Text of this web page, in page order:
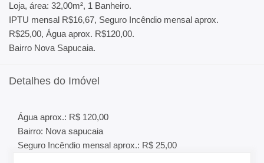
Loja, área: 32,00m², 1 Banheiro.
IPTU mensal R$16,67, Seguro Incêndio mensal aprox.
R$25,00, Água aprox. R$120,00.
Bairro Nova Sapucaia.
Detalhes do Imóvel
Água aprox.: R$ 120,00
Bairro: Nova sapucaia
Seguro Incêndio mensal aprox.: R$ 25,00